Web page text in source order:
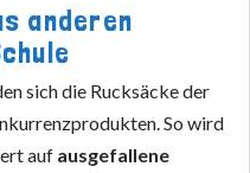
anderen
sich die Rucksäcke der
So wird
auf ausgefallene